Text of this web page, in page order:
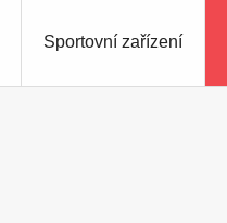
Sportovní zařízení